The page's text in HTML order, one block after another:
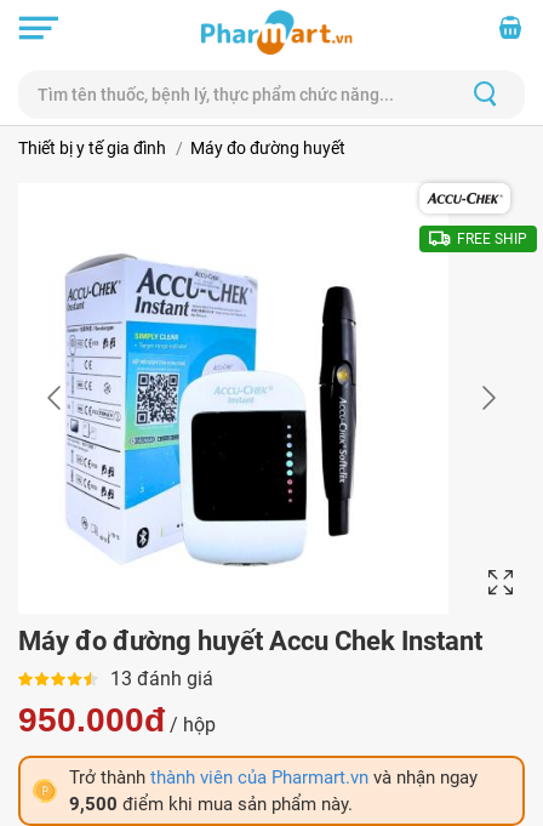
Thiết bị y tế gia đình Máy đo đường huyết
FREE SHIP
Máy đo đường huyết Accu Chek Instant
13 đánh giá
950.000đ / hộp
Trở thành thành viên của Pharmart.vn và nhận ngay
9,500 điểm khi mua sản phẩm này.